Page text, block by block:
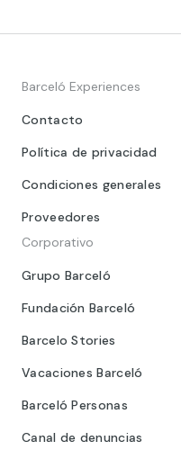
Barceló Experiences
Contacto
Política de privacidad
Condiciones generales
Proveedores
Corporativo
Grupo Barceló
Fundación Barceló
Barcelo Stories
Vacaciones Barceló
Barceló Personas
Canal de denuncias